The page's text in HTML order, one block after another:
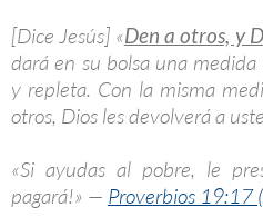
[Dice Jesús] «Den a otros, y
dará en su bolsa una
y repleta. Con la misma
otros, Dios les devolverá a
«Si ayudas al pobre, le
pagará!» — Proverbios 19:17